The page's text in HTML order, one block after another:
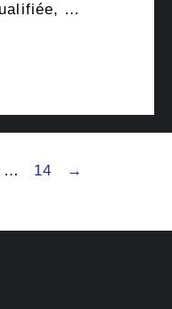
…
… Page
14
→